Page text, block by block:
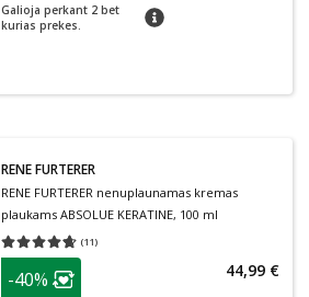
Galioja perkant 2 bet
kurias prekes.
patarimas
RENE FURTERER
RENE FURTERER nenuplaunamas kremas
plaukams ABSOLUE KERATINE, 100 ml
(11)
Vidutinis įvertinimas 4.64
patarimas
Lojalumo klubo narių nuolaida
-40% 44,99 €